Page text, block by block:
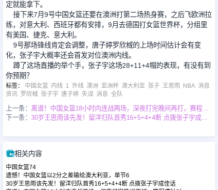
定就能拿下。
接下来7月9号中国女篮还要在澳洲打第二场热身赛，之后飞欧洲拉
练，对意大利、西班牙都有安排，9月去德国打女篮世界杯，分组里
有美国、捷克、意大利。
9号那场锋线肯定会调整，唐子婷罗欣棫的上场时间估计会有变
化，张子宇大概率还会首发对位澳洲内线。
蹲了这场直播的举个手，张子宇这场28+11+4帽的表现，有没有到
你预期？
标签： 中国女篮 内线 1 外线 澳洲 亚洲杯 澳大利亚 张子 王思雨 NBA 消息
资讯 罗欣棫 张子宇 唐子婷 失误 消息 全队
上一条：
离谱！中国女篮18小时内连战两场，深夜打完晚间再打，赛程遭针对
下一条：
30岁王思雨该先发！留洋归队首秀16+5+4+4断 点拨张子宇成佳话
相关内容
中国女篮74
遗憾！中国女篮以2分之差输给澳大利亚，单节6
30岁王思雨该先发！留洋归队首秀16+5+4+4断 点拨张子宇成佳话